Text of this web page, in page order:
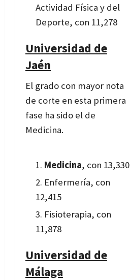
Actividad Física y del
Deporte, con 11,278
Universidad de
Jaén
El grado con mayor nota
de corte en esta primera
fase ha sido el de
Medicina.
Medicina, con 13,330
Enfermería, con
12,415
Fisioterapia, con
11,878
Universidad de
Málaga